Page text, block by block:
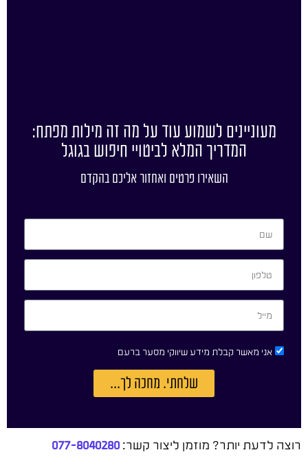
מעוניינים לשמוע עוד על מה זה מילות מפתח:
המדריך המלא לביטויי חיפוש בגוגל
השאירו פרטים ואחזור אליכם בהקדם
אני מאשר קבלת מידע שיווקי מסער ברעם
שלחתי. מחכה לך...
רוצה לדעת יותר? מוזמן ליצור קשר:077-8040280